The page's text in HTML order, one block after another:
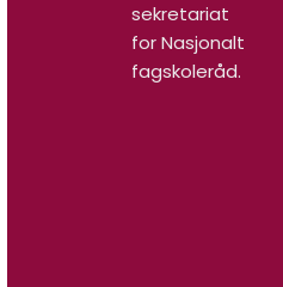
sekretariat
for Nasjonalt
fagskoleråd.